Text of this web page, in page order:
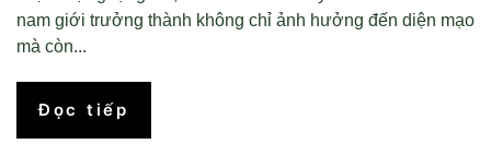
nam giới trưởng thành không chỉ ảnh hưởng đến diện mạo
mà còn...
Đọc tiếp